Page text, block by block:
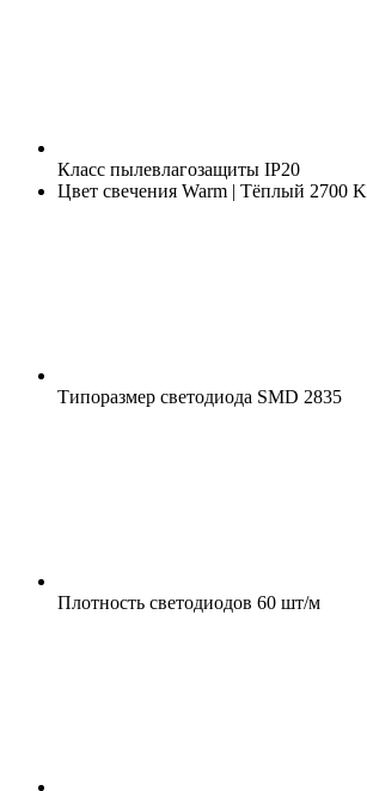
Класс пылевлагозащиты IP20
Цвет свечения Warm | Тёплый 2700 K
Типоразмер светодиода SMD 2835
Плотность светодиодов 60 шт/м